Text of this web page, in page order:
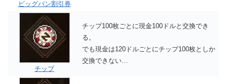
ビッグバン割引券
チップ
チップ100枚ごとに現金100ドルと交換でき
る。
でも現金は120ドルごとにチップ100枚としか
交換できない…